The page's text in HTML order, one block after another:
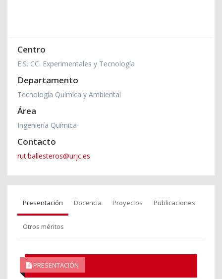
Centro
E.S. CC. Experimentales y Tecnología
Departamento
Tecnología Química y Ambiental
Área
Ingeniería Química
Contacto
rut.ballesteros@urjc.es
Presentación Docencia Proyectos Publicaciones
Otros méritos
PRESENTACIÓN